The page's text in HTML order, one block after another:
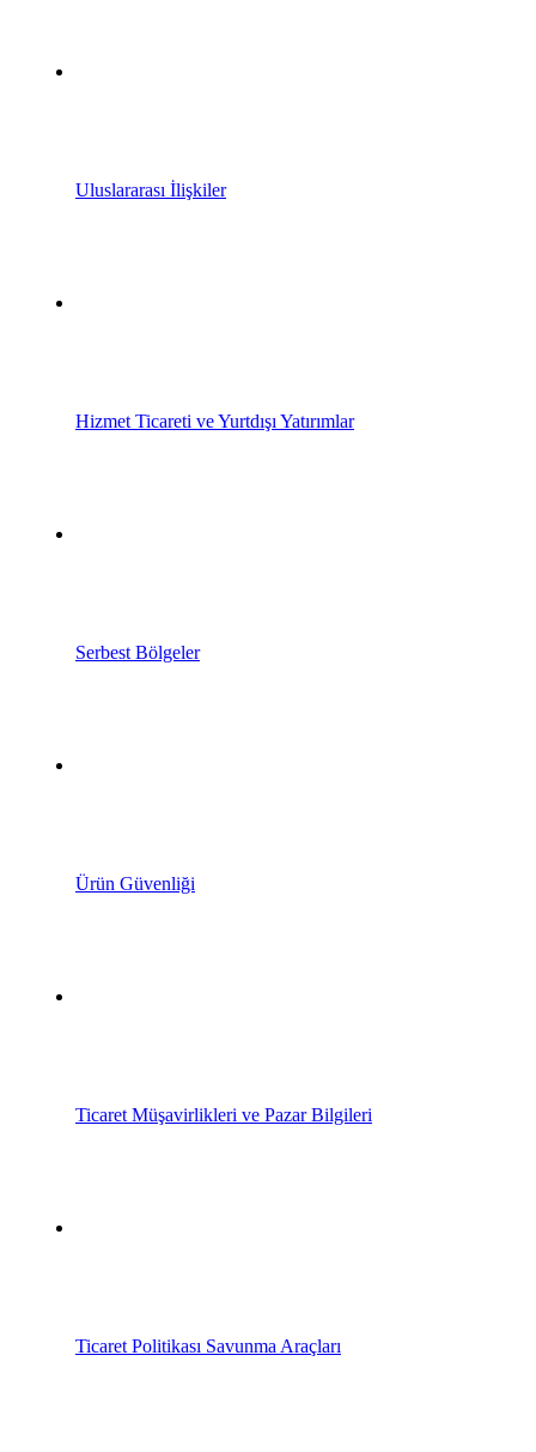
Uluslararası İlişkiler
Hizmet Ticareti ve Yurtdışı Yatırımlar
Serbest Bölgeler
Ürün Güvenliği
Ticaret Müşavirlikleri ve Pazar Bilgileri
Ticaret Politikası Savunma Araçları